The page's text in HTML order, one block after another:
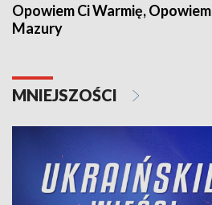
Opowiem Ci Warmię, Opowiem
Mazury
MNIEJSZOŚCI